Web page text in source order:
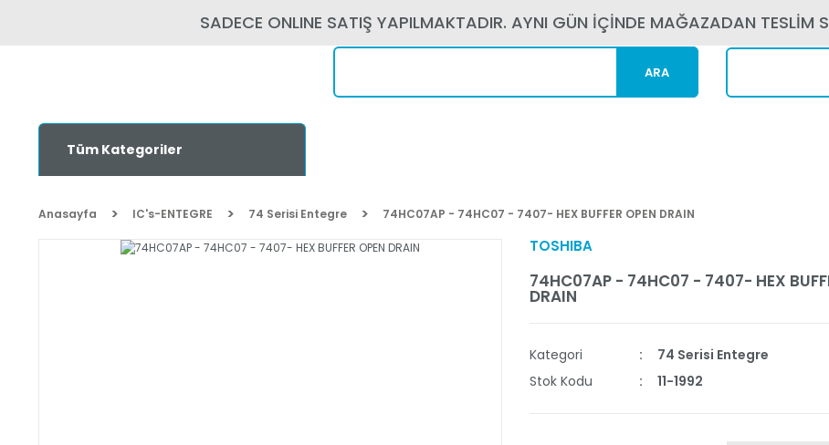
SADECE ONLINE SATIŞ YAPILMAKTADIR. AYNI GÜN İÇİNDE MAĞAZADAN TESLİM
ARA
Tüm Kategoriler
Anasayfa IC's-ENTEGRE 74 Serisi Entegre 74HC07AP - 74HC07 - 7407- HEX BUFFER OPEN DRAIN
TOSHIBA
74HC07AP - 74HC07 - 7407- HEX
DRAIN
Kategori
74 Serisi Entegre
Stok Kodu
11-1992